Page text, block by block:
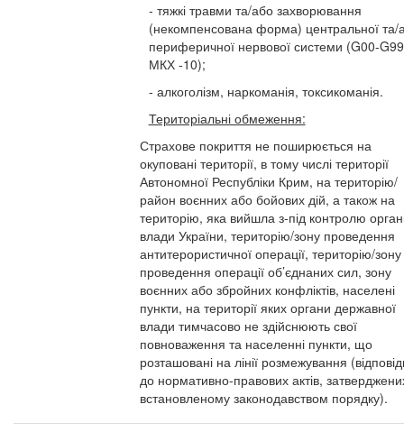
- тяжкі травми та/або захворювання
(некомпенсована форма) центральної та/
периферичної нервової системи (G00-
МКХ -10);
- алкоголізм, наркоманія, токсикоманія.
Територіальні обмеження:
Страхове покриття не поширюється на
окуповані території, в тому числі території
Автономної Республіки Крим, на територію/
район воєнних або бойових дій, а також на
територію, яка вийшла з-під контролю
влади України, територію/зону проведення
антитерористичної операції, територію/зону
проведення операції об’єднаних сил, зону
воєнних або збройних конфліктів, населені
пункти, на території яких органи державної
влади тимчасово не здійснюють свої
повноваження та населенні пункти, що
розташовані на лінії розмежування
до нормативно-правових актів,
встановленому законодавством порядку).